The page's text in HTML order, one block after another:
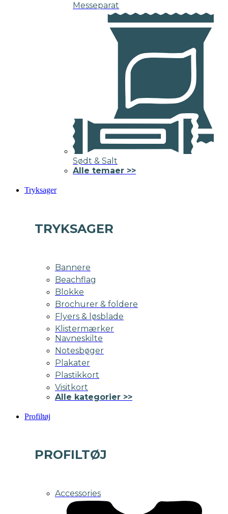
Messeparat
Sødt & Salt
Alle temaer >>
Tryksager
TRYKSAGER
Bannere
Beachflag
Blokke
Brochurer & foldere
Flyers & løsblade
Klistermærker
Navneskilte
Notesbøger
Plakater
Plastikkort
Visitkort
Alle kategorier >>
Profiltøj
PROFILTØJ
Accessories